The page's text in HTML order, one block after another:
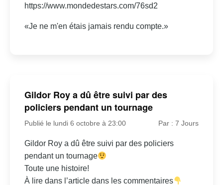
https://www.mondedestars.com/76sd2
«Je ne m'en étais jamais rendu compte.»
Gildor Roy a dû être suivi par des
policiers pendant un tournage
Publié le lundi 6 octobre à 23:00 Par : 7 Jours
Gildor Roy a dû être suivi par des policiers
pendant un tournage
Toute une histoire!
À lire dans l’article dans les commentaires